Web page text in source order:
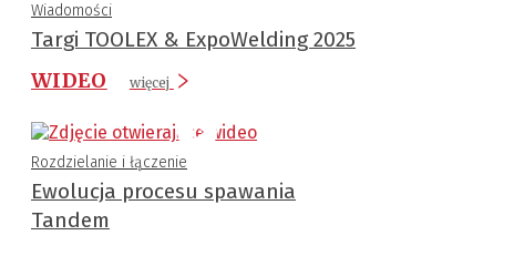
Wiadomości
Targi TOOLEX & ExpoWelding 2025
WIDEO
więcej
Rozdzielanie i łączenie
Ewolucja procesu spawania
Tandem